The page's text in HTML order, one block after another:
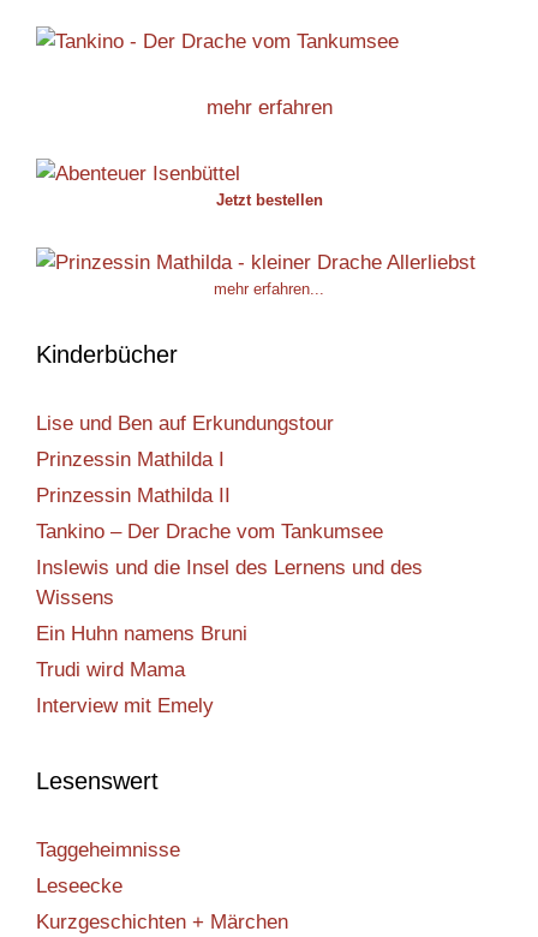
mehr erfahren
Jetzt bestellen
mehr erfahren...
Kinderbücher
Lise und Ben auf Erkundungstour
Prinzessin Mathilda I
Prinzessin Mathilda II
Tankino – Der Drache vom Tankumsee
Inslewis und die Insel des Lernens und des
Wissens
Ein Huhn namens Bruni
Trudi wird Mama
Interview mit Emely
Lesenswert
Taggeheimnisse
Leseecke
Kurzgeschichten + Märchen